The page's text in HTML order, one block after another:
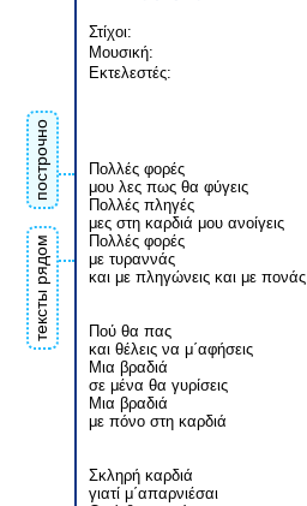
построчно
тексты рядом
Στίχοι:
Μουσική:
Εκτελεστές:
Πολλές φορές
μου λες πως θα φύγεις
Πολλές πληγές
μες στη καρδιά μου ανοίγεις
Πολλές φορές
με τυραννάς
και με πληγώνεις και με πονάς
Πού θα πας
και θέλεις να μ΄αφήσεις
Μια βραδιά
σε μένα θα γυρίσεις
Μια βραδιά
με πόνο στη καρδιά
Σκληρή καρδιά
γιατί μ΄απαρνιέσαι